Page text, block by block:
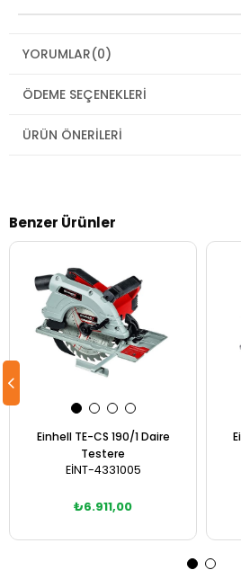
YORUMLAR(0)
ÖDEME SEÇENEKLERI
ÜRÜN ÖNERILERI
Benzer Ürünler
Einhell TE-CS 190/1 Daire
Testere
EİNT-4331005
₺6.911,00